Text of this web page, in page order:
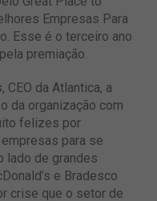
Empresas Para
Esse é o terceiro ano
premiação.
CEO da Atlantica, a
da organização com
felizes por
para se
lado de grandes
e Bradesco
crise que o setor de